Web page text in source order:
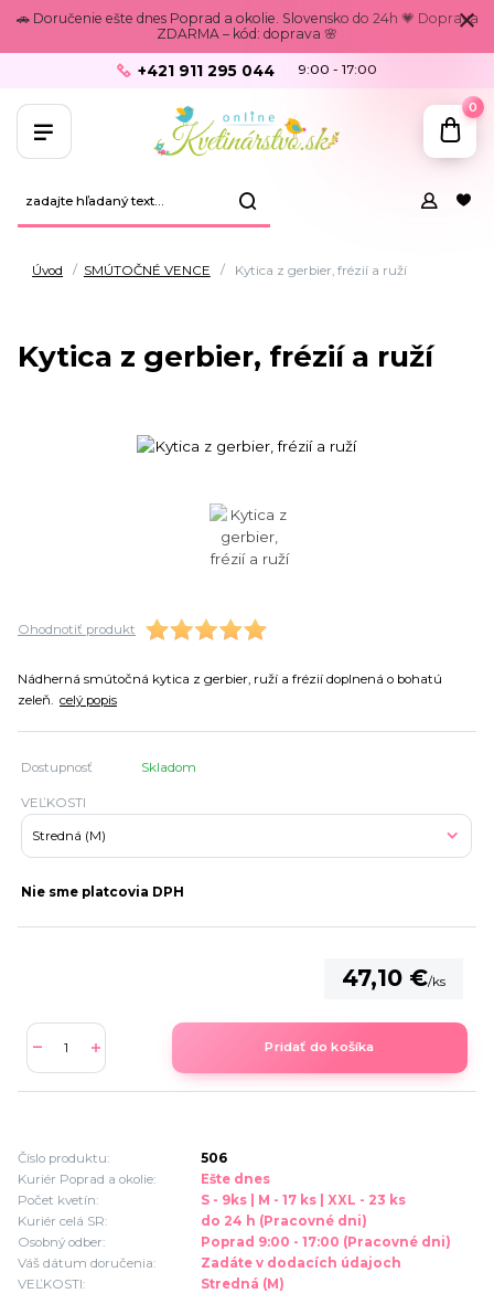
🚗 Doručenie ešte dnes Poprad a okolie. Slovensko do 24h 💗 Doprava
ZDARMA – kód: doprava 🌸
+421 911 295 044 9:00 - 17:00
0
Úvod SMÚTOČNÉ VENCE Kytica z gerbier, frézií a ruží
Kytica z gerbier, frézií a ruží
Ohodnotiť produkt
Nádherná smútočná kytica z gerbier, ruží a frézií doplnená o bohatú
zeleň. celý popis
Dostupnosť Skladom
VEĽKOSTI
Nie sme platcovia DPH
47,10 €/ks
Pridať do košíka
Číslo produktu:
506
Kuriér Poprad a okolie:
Ešte dnes
Počet kvetín:
S - 9ks | M - 17 ks | XXL - 23 ks
Kuriér celá SR:
do 24 h (Pracovné dni)
Osobný odber:
Poprad 9:00 - 17:00 (Pracovné dni)
Váš dátum doručenia:
Zadáte v dodacích údajoch
VEĽKOSTI:
Stredná (M)